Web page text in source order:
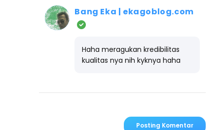
Bang Eka | ekagoblog.com
Haha meragukan kredibilitas
kualitas nya nih kyknya haha
Posting Komentar